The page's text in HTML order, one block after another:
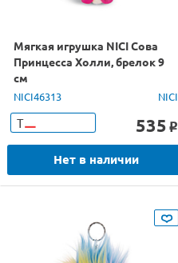
Мягкая игрушка NICI Сова
Принцесса Холли, брелок 9
см
NICI46313 NICI
Т 535 o
Нет в наличии